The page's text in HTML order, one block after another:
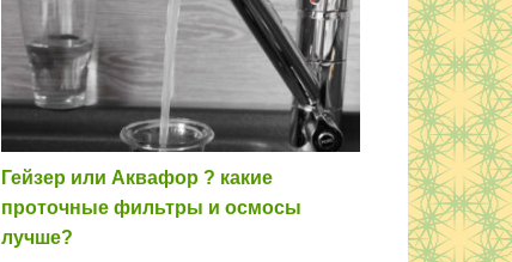
Гейзер или Аквафор ? какие
проточные фильтры и осмосы
лучше?